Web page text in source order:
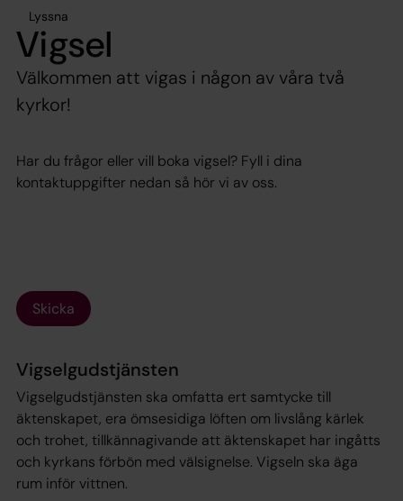
Lyssna
Vigsel
Välkommen att vigas i någon av våra två
kyrkor!
Har du frågor eller vill boka vigsel? Fyll i dina
kontaktuppgifter nedan så hör vi av oss.
Skicka
Vigselgudstjänsten
Vigselgudstjänsten ska omfatta ert samtycke till
äktenskapet, era ömsesidiga löften om livslång kärlek
och trohet, tillkännagivande att äktenskapet har ingåtts
och kyrkans förbön med välsignelse. Vigseln ska äga
rum inför vittnen.